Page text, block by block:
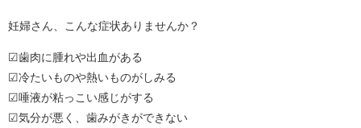
妊婦さん、こんな症状ありませんか？
☑歯肉に腫れや出血がある
☑冷たいものや熱いものがしみる
☑唾液が粘っこい感じがする
☑気分が悪く、歯みがきができない